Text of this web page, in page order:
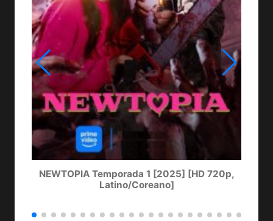
NEWTOPIA Temporada 1 [2025] [HD 720p,
Latino/Coreano]